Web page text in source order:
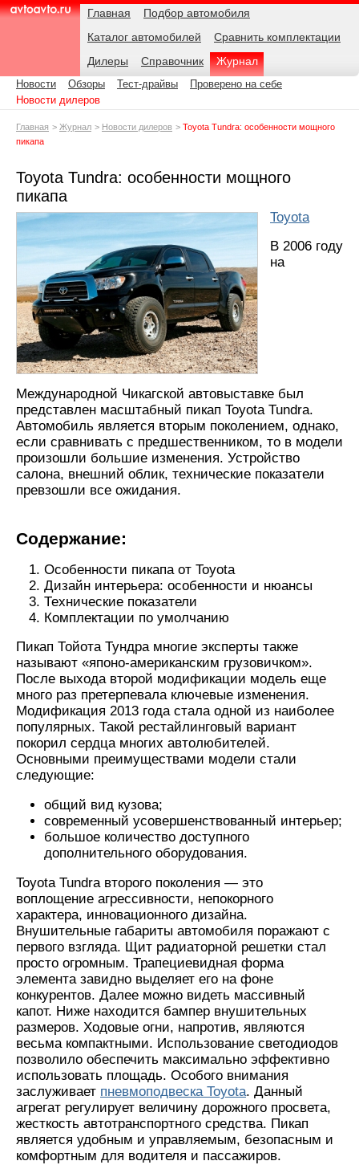
AvtoAvto.ru
Навигация Главная
Подбор автомобиля
Каталог автомобилей
Сравнить комплектации
Дилеры
Справочник Журнал
Подразделы
Новости Обзоры Тест-драйвы
Проверено на себе
Новости дилеров
Родительские
Главная Журнал Новости дилеров
Toyota Tundra: особенности мощного
пикапа
Toyota Tundra: особенности мощного
пикапа
Toyota
В 2006 году
на
Международной Чикагской автовыставке был
представлен масштабный пикап Toyota Tundra.
Автомобиль является вторым поколением, однако,
если сравнивать с предшественником, то в модели
произошли большие изменения. Устройство
салона, внешний облик, технические показатели
превзошли все ожидания.
Содержание:
Особенности пикапа от Toyota
Дизайн интерьера: особенности и нюансы
Технические показатели
Комплектации по умолчанию
Пикап Тойота Тундра многие эксперты также
называют «японо-американским грузовичком».
После выхода второй модификации модель еще
много раз претерпевала ключевые изменения.
Модификация 2013 года стала одной из наиболее
популярных. Такой рестайлинговый вариант
покорил сердца многих автолюбителей.
Основными преимуществами модели стали
следующие:
общий вид кузова;
современный усовершенствованный интерьер;
большое количество доступного
дополнительного оборудования.
Toyota Tundra второго поколения — это
воплощение агрессивности, непокорного
характера, инновационного дизайна.
Внушительные габариты автомобиля поражают с
первого взгляда. Щит радиаторной решетки стал
просто огромным. Трапециевидная форма
элемента завидно выделяет его на фоне
конкурентов. Далее можно видеть массивный
капот. Ниже находится бампер внушительных
размеров. Ходовые огни, напротив, являются
весьма компактными. Использование светодиодов
позволило обеспечить максимально эффективно
использовать площадь. Особого внимания
заслуживает пневмоподвеска Toyota. Данный
агрегат регулирует величину дорожного просвета,
жесткость автотранспортного средства. Пикап
является удобным и управляемым, безопасным и
комфортным для водителя и пассажиров.
Дата: